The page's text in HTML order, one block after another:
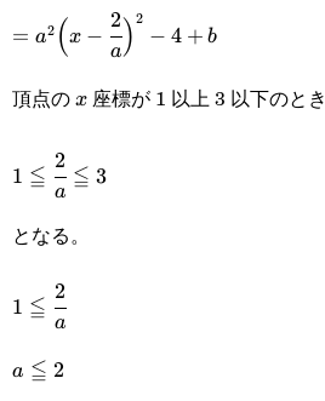
{a}x\Big)+b
=a^2\Big(x-
\cfrac{2}
{a}\Big)^2-
= a2 (x −
a
2) 2
− 4 + b
頂点のx
x 座標が 1 以上 3 以下のとき
1\leqq\cfrac{2}
{a}\leqq3
1 ≦ a
2
≦ 3
となる。
1\leqq\cfrac{2}
1 ≦ a
2
a\leqq2
a ≦ 2